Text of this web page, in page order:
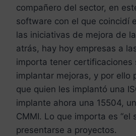
compañero del sector, en
software con el que coincidí
las iniciativas de mejora de
atrás, hay hoy empresas a
importa tener certificaciones
implantar mejoras, y por ello
que quien les implantó una
implante ahora una 15504,
CMMI. Lo que importa es “el
presentarse a proyectos.